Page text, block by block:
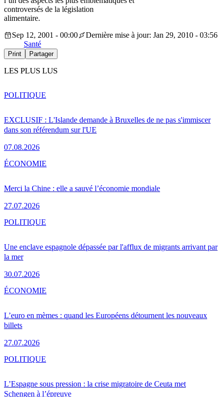
controversés de la législation
alimentaire.
Sep 12, 2001 - 00:00
Dernière mise à jour: Jan 29, 2010 - 03:56
Santé
Print Partager
LES PLUS LUS
EXCLUSIF : L'Islande demande à Bruxelles de ne pas s'immiscer
dans son référendum sur l'UE
07.08.2026
POLITIQUE
Merci la Chine : elle a sauvé l’économie mondiale
27.07.2026
ÉCONOMIE
Une enclave espagnole dépassée par l'afflux de migrants arrivant par
la mer
30.07.2026
POLITIQUE
L’euro en mèmes : quand les Européens détournent les nouveaux
billets
27.07.2026
ÉCONOMIE
L’Espagne sous pression : la crise migratoire de Ceuta met
Schengen à l’épreuve
POLITIQUE